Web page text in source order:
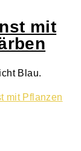
mit
Blau.
mit Pflanzen